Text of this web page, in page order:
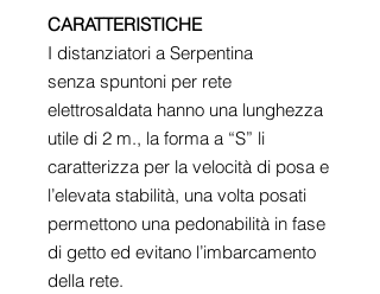
CARATTERISTICHE
I distanziatori a Serpentina
senza spuntoni per rete
elettrosaldata hanno una lunghezza
utile di 2 m., la forma a “S” li
caratterizza per la velocità di posa e
l’elevata stabilità, una volta posati
permettono una pedonabilità in fase
di getto ed evitano l’imbarcamento
della rete.